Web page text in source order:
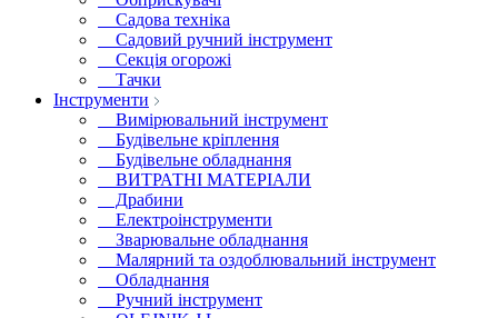
Садова техніка
Садовий ручний інструмент
Секція огорожі
Тачки
Інструменти
Вимірювальний інструмент
Будівельне кріплення
Будівельне обладнання
ВИТРАТНІ МАТЕРІАЛИ
Драбини
Електроінструменти
Зварювальне обладнання
Малярний та оздоблювальний інструмент
Обладнання
Ручний інструмент